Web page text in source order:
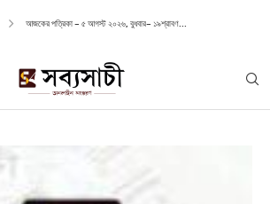
আজকের পত্রিকা – ৫ আগস্ট ২০২৬, বুধবার– ১৯শ্রাবণ...